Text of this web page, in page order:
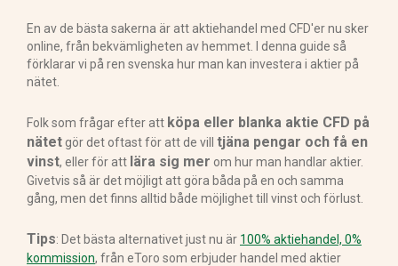
En av de bästa sakerna är att aktiehandel med CFD'er nu sker
online, från bekvämligheten av hemmet. I denna guide så
förklarar vi på ren svenska hur man kan investera i aktier på
nätet.
Folk som frågar efter att köpa eller blanka aktie CFD på
nätetgör det oftast för att de vill tjäna pengar och få en
vinst, eller för att lära sig mer om hur man handlar aktier.
Givetvis så är det möjligt att göra båda på en och samma
gång, men det finns alltid både möjlighet till vinst och förlust.
Tips: Det bästa alternativet just nu är 100% aktiehandel, 0%
kommission, från eToro som erbjuder handel med aktier